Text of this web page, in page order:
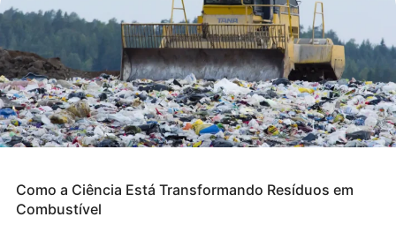
Como a Ciência Está Transformando Resíduos em
Combustível